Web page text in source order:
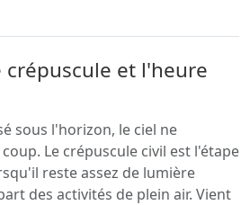
et l'heure
sous l'horizon, le ciel ne
Le crépuscule civil est l'étape
reste assez de lumière
des activités de plein air. Vient